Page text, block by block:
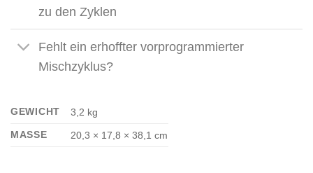
zu den Zyklen
Fehlt ein erhoffter vorprogrammierter
Mischzyklus?
GEWICHT
3,2 kg
MASSE
20,3 × 17,8 × 38,1 cm